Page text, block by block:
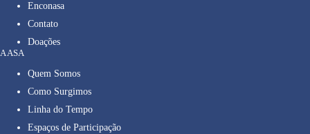
Enconasa
Contato
Doações
A ASA
Quem Somos
Como Surgimos
Linha do Tempo
Espaços de Participação